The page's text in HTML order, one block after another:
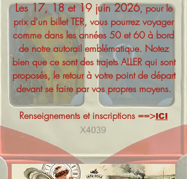
Les 17, 18 et 19 juin 2026, pour le
prix d'un billet TER, vous pourrez voyager
comme dans les années 50 et 60 à bord
de notre autorail emblématique. Notez
bien que ce sont des trajets ALLER qui sont
proposés, le retour à votre point de départ
devant se faire par vos propres moyens.
Renseignements et inscriptions ==>ICI